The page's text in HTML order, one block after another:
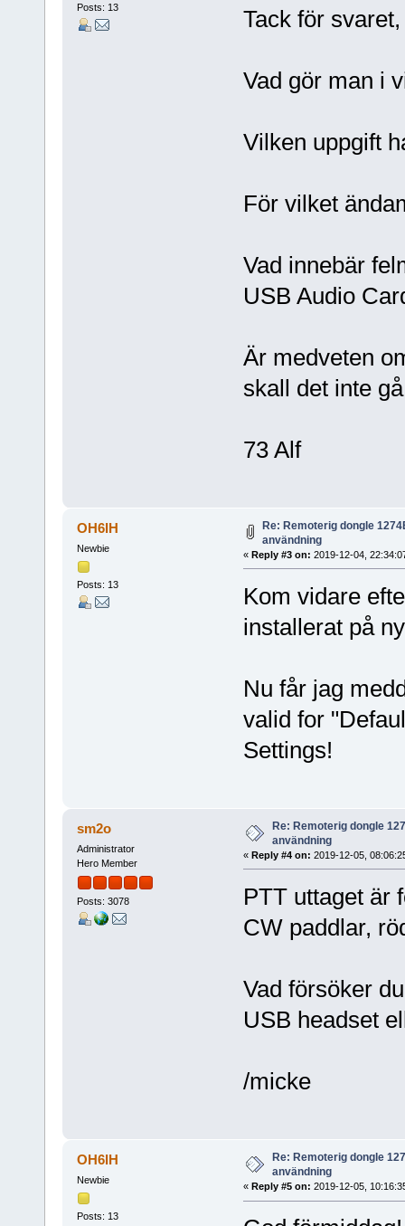
Posts: 13 Tack för
Vad gör man i
Vilken uppgift
För vilket
Vad innebär
USB Audio
Är medveten
skall det inte
73 Alf
OH6IH
Newbie
Posts: 13
Re: Remoterig dongle
användning
« Reply #3 on: 2019-12-04,
Kom vidare
installerat på
Nu får jag
valid for
Settings!
sm2o
Administrator
Hero Member
Posts: 3078
Re: Remoterig dongle
användning
« Reply #4 on: 2019-12-05,
PTT uttaget är
CW paddlar,
Vad försöker
USB headset
/micke
OH6IH
Newbie
Posts: 13
Re: Remoterig dongle
användning
« Reply #5 on: 2019-12-05,